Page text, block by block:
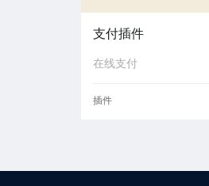
支付插件
在线支付
插件